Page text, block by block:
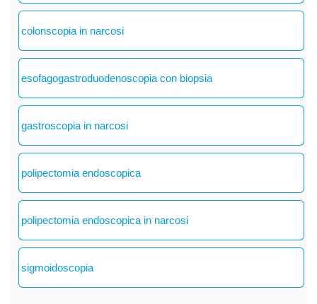
colonscopia in narcosi
esofagogastroduodenoscopia con biopsia
gastroscopia in narcosi
polipectomia endoscopica
polipectomia endoscopica in narcosi
sigmoidoscopia